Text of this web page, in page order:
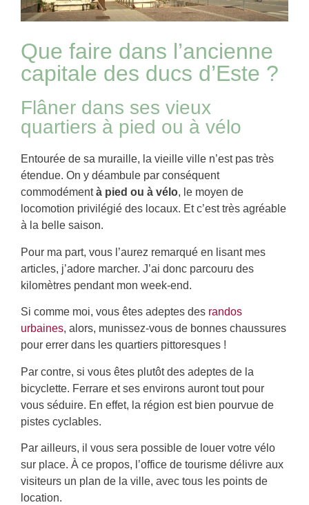
Que faire dans l’ancienne
capitale des ducs d’Este ?
Flâner dans ses vieux
quartiers à pied ou à vélo
Entourée de sa muraille, la vieille ville n’est pas très
étendue. On y déambule par conséquent
commodémentà pied ou à vélo, le moyen de
locomotion privilégié des locaux. Et c’est très agréable
à la belle saison.
Pour ma part, vous l’aurez remarqué en lisant mes
articles, j’adore marcher. J’ai donc parcouru des
kilomètres pendant mon week-end.
Si comme moi, vous êtes adeptes des randos
urbaines, alors, munissez-vous de bonnes chaussures
pour errer dans les quartiers pittoresques !
Par contre, si vous êtes plutôt des adeptes de la
bicyclette. Ferrare et ses environs auront tout pour
vous séduire. En effet, la région est bien pourvue de
pistes cyclables.
Par ailleurs, il vous sera possible de louer votre vélo
sur place. À ce propos, l’office de tourisme délivre aux
visiteurs un plan de la ville, avec tous les points de
location.